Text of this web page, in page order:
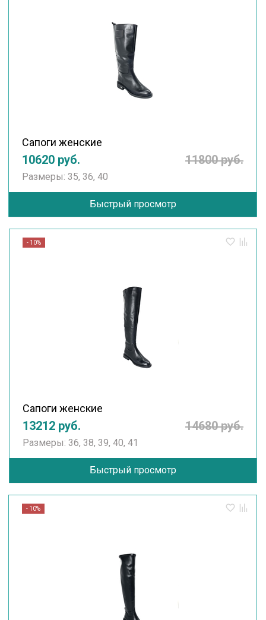
Сапоги женские
10620 руб. 11800 руб.
Размеры: 35, 36, 40
Быстрый просмотр
- 10%
Сапоги женские
13212 руб. 14680 руб.
Размеры: 36, 38, 39, 40, 41
Быстрый просмотр
- 10%